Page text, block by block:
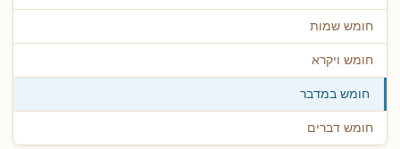
חומש שמות
חומש ויקרא
חומש במדבר
חומש דברים